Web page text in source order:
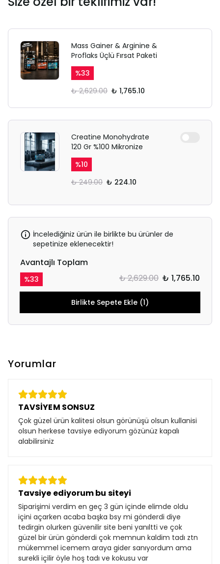
Mass Gainer & Arginine &
Proflaks Üçlü Fırsat Paketi
%33
₺ 2,629.00 ₺ 1,765.10
Creatine Monohydrate
120 Gr %100 Mikronize
%10
₺ 249.00 ₺ 224.10
İncelediğiniz ürün ile birlikte bu ürünler de
sepetinize eklenecektir!
Avantajlı Toplam
%33 ₺ 2,629.00 ₺ 1,765.10
Birlikte Sepete Ekle (1)
Yorumlar
TAVSİYEM SONSUZ
Çok güzel ürün kalitesi olsun görünüşü olsun kullanisi
olsun herkese tavsiye ediyorum gözünüz kapalı
alabilirsiniz
Tavsiye ediyorum bu siteyi
Siparişimi verdim en geç 3 gün içinde elimde oldu
içini açarken acaba başka bsy mi gönderdi diye
tedirgin olurken güvenilir site beni yanıltti ve çok
güzel bir ürün gönderdi çok memnun kaldim tadı ztn
mükemmel icemem araya gider sanıyordum ama
surekli içilir öyle hoş tadı ve kokusu var